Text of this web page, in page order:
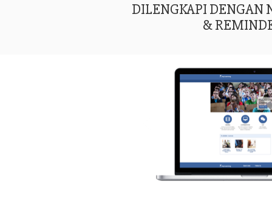
DILENGKAPI DENGAN
&